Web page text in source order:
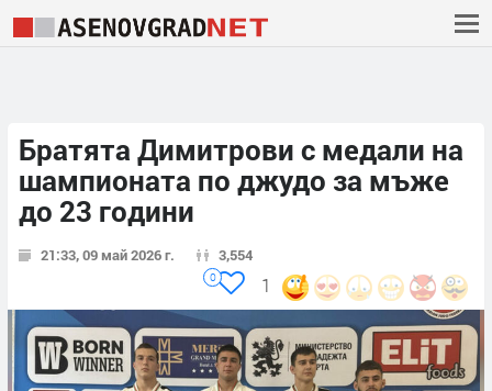
Братята Димитрови с медали на
шампионата по джудо за мъже
до 23 години
21:33, 09 май 2026 г. 3,554
1
0